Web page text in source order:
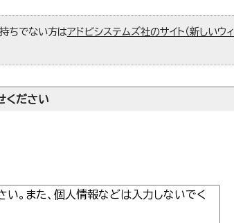
ちでない方はアドビシステムズ社のサイト（新しいウ
ください